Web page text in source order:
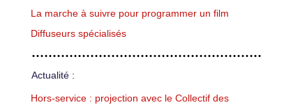
La marche à suivre pour programmer un film
Diffuseurs spécialisés
Actualité :
Hors-service : projection avec le Collectif des